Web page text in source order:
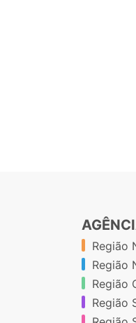
Região
Região
Região
Região